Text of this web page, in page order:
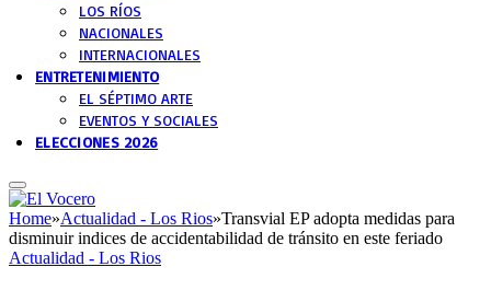
LOS RÍOS
NACIONALES
INTERNACIONALES
ENTRETENIMIENTO
EL SÉPTIMO ARTE
EVENTOS Y SOCIALES
ELECCIONES 2026
Home»Actualidad - Los Rios»Transvial EP adopta medidas para
disminuir indices de accidentabilidad de tránsito en este feriado
Actualidad - Los Rios